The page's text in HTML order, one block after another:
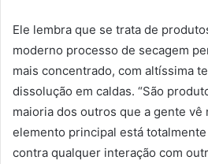
Ele lembra que se trata de
moderno processo de secagem
mais concentrado, com altíssima
dissolução em caldas. “São
maioria dos outros que a gente vê
elemento principal está
contra qualquer interação com